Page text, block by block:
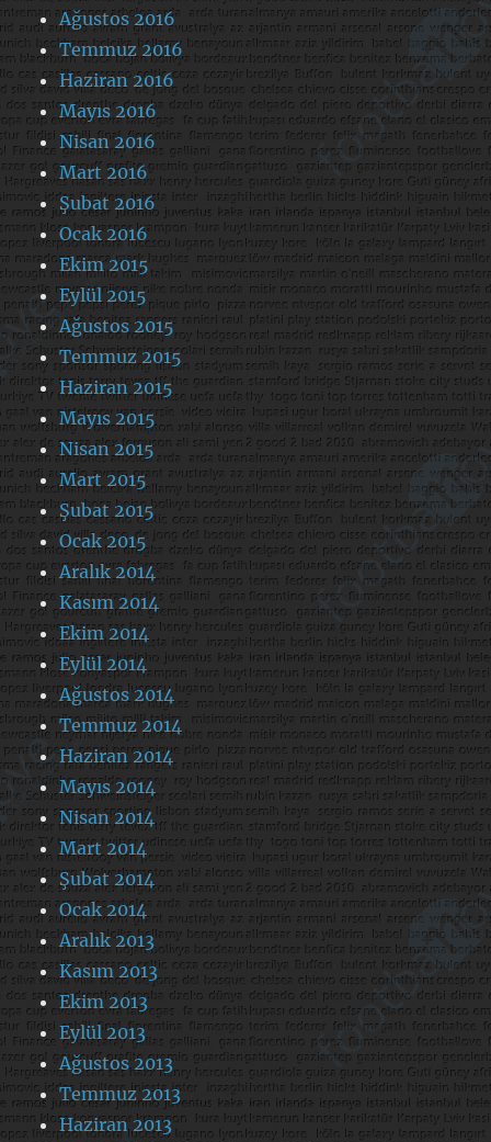
Ağustos 2016
Temmuz 2016
Haziran 2016
Mayıs 2016
Nisan 2016
Mart 2016
Şubat 2016
Ocak 2016
Ekim 2015
Eylül 2015
Ağustos 2015
Temmuz 2015
Haziran 2015
Mayıs 2015
Nisan 2015
Mart 2015
Şubat 2015
Ocak 2015
Aralık 2014
Kasım 2014
Ekim 2014
Eylül 2014
Ağustos 2014
Temmuz 2014
Haziran 2014
Mayıs 2014
Nisan 2014
Mart 2014
Şubat 2014
Ocak 2014
Aralık 2013
Kasım 2013
Ekim 2013
Eylül 2013
Ağustos 2013
Temmuz 2013
Haziran 2013